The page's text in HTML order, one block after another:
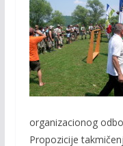
e
b
o
o
k
itt
er l
organizacionog
Propozicije